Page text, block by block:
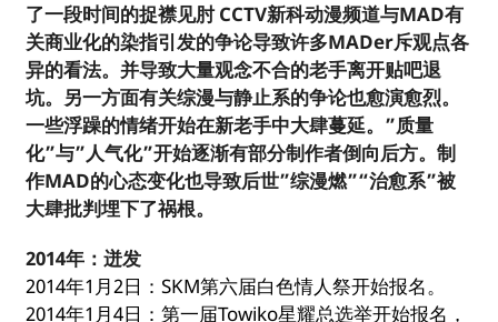
了一段时间的捉襟见肘 CCTV新科动漫频道与MAD有
关商业化的染指引发的争论导致许多MADer斥观点各
异的看法。并导致大量观念不合的老手离开贴吧退
坑。另一方面有关综漫与静止系的争论也愈演愈烈。
一些浮躁的情绪开始在新老手中大肆蔓延。”质量
化”与”人气化”开始逐渐有部分制作者倒向后方。制
作MAD的心态变化也导致后世”综漫燃”“治愈系”被
大肆批判埋下了祸根。
2014年：迸发
2014年1月2日：SKM第六届白色情人祭开始报名。
2014年1月4日：第一届Towiko星耀总选举开始报名，